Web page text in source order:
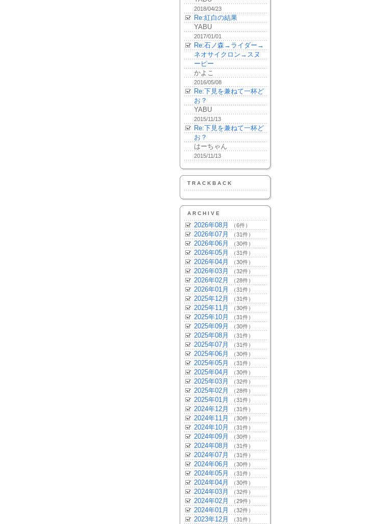
2018/04/23
Re:紅白の結果
YABU
2017/01/01
Re:石ノ森→ライダー→
ネオサイクロン→スヌ
ーピー
かよこ
2016/05/08
Re:下見を兼ねて一杯ど
お？
YABU
2015/11/13
Re:下見を兼ねて一杯ど
お？
はーちゃん
2015/11/13
TRACKBACK
ARCHIVE
2026年08月 （6件）
2026年07月 （31件）
2026年06月 （30件）
2026年05月 （31件）
2026年04月 （30件）
2026年03月 （32件）
2026年02月 （28件）
2026年01月 （31件）
2025年12月 （31件）
2025年11月 （30件）
2025年10月 （31件）
2025年09月 （30件）
2025年08月 （31件）
2025年07月 （31件）
2025年06月 （30件）
2025年05月 （31件）
2025年04月 （30件）
2025年03月 （32件）
2025年02月 （28件）
2025年01月 （31件）
2024年12月 （31件）
2024年11月 （30件）
2024年10月 （31件）
2024年09月 （30件）
2024年08月 （31件）
2024年07月 （31件）
2024年06月 （30件）
2024年05月 （31件）
2024年04月 （30件）
2024年03月 （32件）
2024年02月 （29件）
2024年01月 （32件）
2023年12月 （31件）